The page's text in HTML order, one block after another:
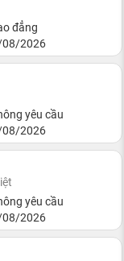
đẳng
2026
yêu cầu
2026
yêu cầu
2026